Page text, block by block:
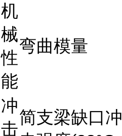
机
械
性
能
弯曲模量
冲
击
简支梁缺口冲